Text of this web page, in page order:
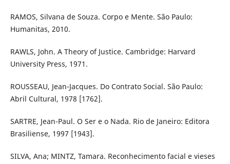
RAMOS, Silvana de Souza. Corpo e Mente. São Paulo:
Humanitas, 2010.
RAWLS, John. A Theory of Justice. Cambridge: Harvard
University Press, 1971.
ROUSSEAU, Jean-Jacques. Do Contrato Social. São Paulo:
Abril Cultural, 1978 [1762].
SARTRE, Jean-Paul. O Ser e o Nada. Rio de Janeiro: Editora
Brasiliense, 1997 [1943].
SILVA, Ana; MINTZ, Tamara. Reconhecimento facial e vieses